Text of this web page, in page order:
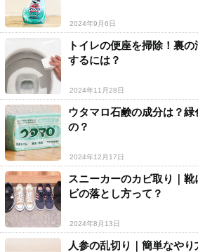
2024年9月6日
トイレの便座を掃除！裏
するには？
2024年11月28日
ウタマロ石鹸の成分は？
の？
2024年12月17日
スニーカーのカビ取り｜
ビの落とし方って？
2024年8月13日
人参の乱切り｜簡単なや